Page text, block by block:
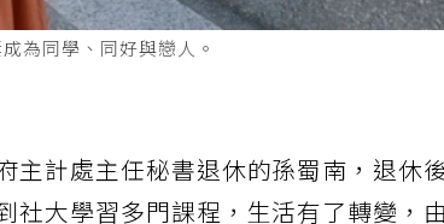
為同學、同好與戀人。
主計處主任秘書退休的孫蜀南，退休